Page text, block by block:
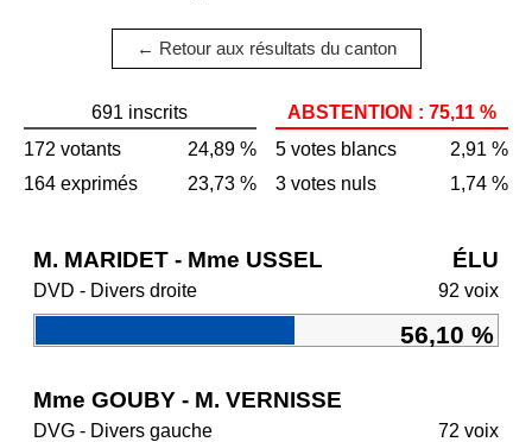
← Retour aux résultats du canton
691 inscrits
172 votants
24,89 %
164 exprimés
23,73 %
ABSTENTION : 75,11 %
5 votes blancs
2,91 %
3 votes nuls
1,74 %
M. MARIDET - Mme USSEL ÉLU
DVD - Divers droite 92 voix
56,10 %
Mme GOUBY - M. VERNISSE
DVG - Divers gauche 72 voix